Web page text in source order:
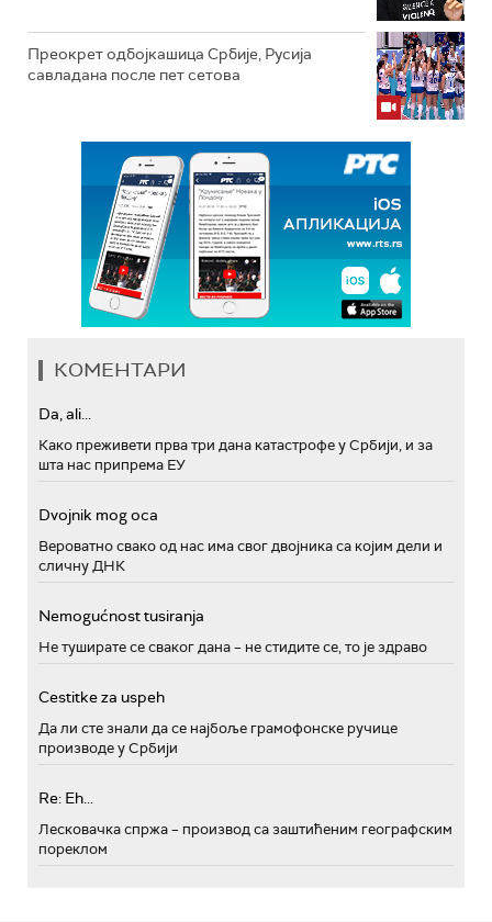
Преокрет одбојкашица Србије, Русија
савладана после пет сетова
КОМЕНТАРИ
Da, ali...
Како преживети прва три дана катастрофе у Србији, и за
шта нас припрема ЕУ
Dvojnik mog oca
Вероватно свако од нас има свог двојника са којим дели и
сличну ДНК
Nemogućnost tusiranja
Не туширате се сваког дана – не стидите се, то је здраво
Cestitke za uspeh
Да ли сте знали да се најбоље грамофонске ручице
производе у Србији
Re: Eh...
Лесковачка спржа – производ са заштићеним географским
пореклом